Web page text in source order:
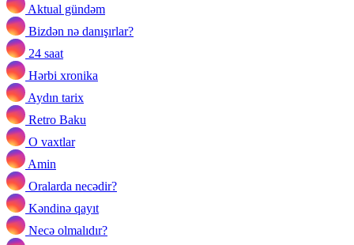
Aktual gündəm
Bizdən nə danışırlar?
24 saat
Hərbi xronika
Aydın tarix
Retro Baku
O vaxtlar
Amin
Oralarda necədir?
Kəndinə qayıt
Necə olmalıdır?